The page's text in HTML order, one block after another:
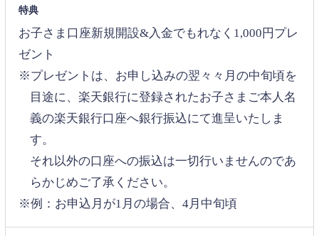
特典
お子さま口座新規開設&入金でもれなく1,000円プレ
ゼント
※プレゼントは、お申し込みの翌々々月の中旬頃を
目途に、楽天銀行に登録されたお子さまご本人名
義の楽天銀行口座へ銀行振込にて進呈いたしま
す。
それ以外の口座への振込は一切行いませんのであ
らかじめご了承ください。
※例：お申込月が1月の場合、4月中旬頃